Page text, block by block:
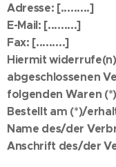
Adresse: [.........]
E-Mail: [.........]
Fax: [.........]
Hiermit
abgeschlossenen
folgenden Waren
Bestellt am (*)/
Name des/der
Anschrift des/der